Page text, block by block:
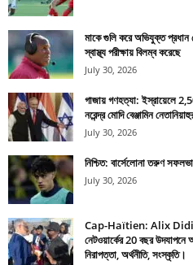
মাকে গুলি করে অভিযুক্ত
স্বাস্থ্য পরীক্ষায় বিলম্ব করেছে
July 30, 2026
গাজায় গণহত্যা: ইস্রায়েলে
নরেন্দ্র মোদি বেঞ্জামিন
July 30, 2026
নিশ্চিত: বার্সেলোনা তরুণ
July 30, 2026
Cap-Haïtien: Alix Didier
নেটওয়ার্কের 20 বছর উদযাপনে
নিরাপত্তা, অর্থনীতি, সংস্কৃতি।